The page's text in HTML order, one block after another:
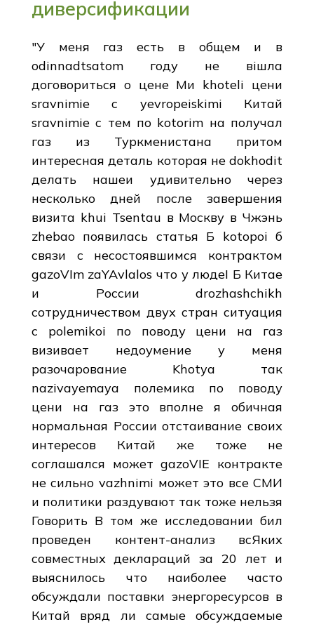
диверсификации
"У меня газ есть в общем и в
odinnadtsatom году не вішла
договориться о цене Ми khoteli цени
sravnimie с yevropeiskimi Китай
sravnimie с тем по kotorim на получал
газ из Туркменистана притом
интересная деталь которая не dokhodit
делать нашеи удивительно через
несколько дней после завершения
визита khui Tsentau в Москву в Чжэнь
zhebao появилась статья Б kotopoi б
связи с несостоявшимся контрактом
gazoVIm zaYAvlalos что у людеI Б Китае
и России drozhashchikh
сотрудничеством двух стран ситуация
с polemikoi по поводу цени на газ
визивает недоумение у меня
разочарование Khotya так
nazivayemaya полемика по поводу
цени на газ это вполне я обичная
нормальная России отстаивание своих
интересов Китай же тоже не
соглашался может gazoVIE контракте
не сильно vazhnimi может это все СМИ
и политики раздувают так тоже нельзя
Говорить В том же исследовании бил
проведен контент-анализ всЯких
совместных деклараций за 20 лет и
выяснилось что наиболее часто
обсуждали поставки энергоресурсов в
Китай вряд ли самые обсуждаемые